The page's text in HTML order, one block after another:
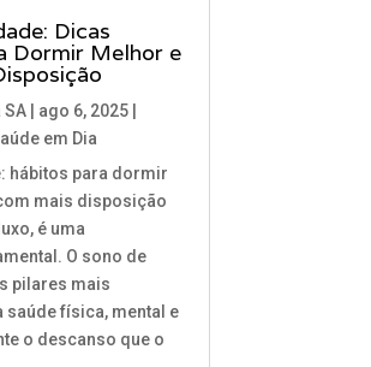
Dicas
Dormir Melhor e
| ago 6, 2025|
em Dia
hábitos para dormir
mais disposição
é uma
O sono de
pilares mais
saúde física, mental e
o descanso que o